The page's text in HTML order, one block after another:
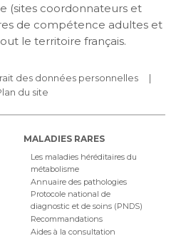
(sites coordonnateurs et
de compétence adultes et
le territoire français.
des données personnelles
du site
MALADIES RARES
Les maladies héréditaires du
métabolisme
Annuaire des pathologies
Protocole national de
diagnostic et de soins (PNDS)
Recommandations
Aides à la consultation